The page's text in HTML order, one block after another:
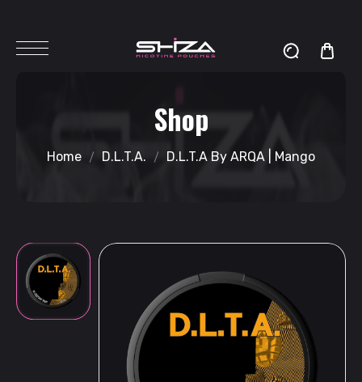
Shop
Home D.L.T.A. D.L.T.A By ARQA | Mango